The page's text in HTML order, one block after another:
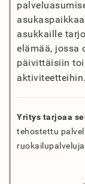
asukkaille
elämää, jossa
päivittäisiin
Yritys tarjoaa
tehostettu
ruokailupalveluja